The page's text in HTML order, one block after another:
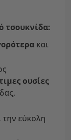
τσουκνίδα:
και
ουσίες
την εύκολη